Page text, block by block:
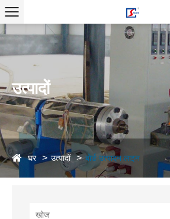
उत्पादों
घर उत्पादों बोर्ड उत्पादन लाइन